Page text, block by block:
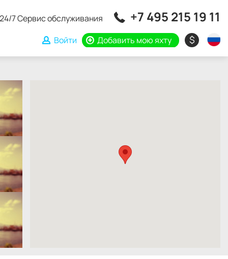
24/7 Сервис обслуживания +7 495 215 19 11
Войти Добавить мою яхту $